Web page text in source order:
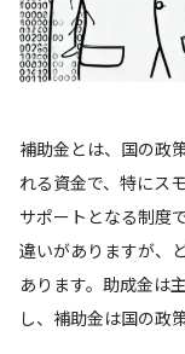
補助金とは、国の政
れる資金で、特にス
サポートとなる制度
違いがありますが、
あります。助成金は
し、補助金は国の政